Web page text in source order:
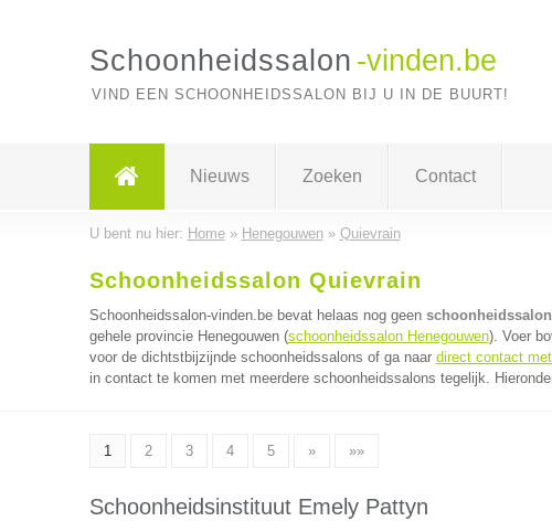
Schoonheidssalon -vinden.be
VIND EEN SCHOONHEIDSSALON BIJ U IN DE BUURT!
Nieuws Zoeken Contact
U bent nu hier: Home» Henegouwen» Quievrain
Schoonheidssalon Quievrain
Schoonheidssalon-vinden.be bevat helaas nog geen
gehele provincie Henegouwen (schoonheidssalon Henegouwen). Voer
voor de dichtstbijzijnde schoonheidssalons of ga naar direct contact
in contact te komen met meerdere schoonheidssalons tegelijk.
1 2 3 4 5 » »»
Schoonheidsinstituut Emely Pattyn